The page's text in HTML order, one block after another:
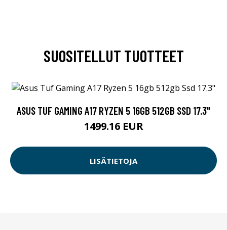
SUOSITELLUT TUOTTEET
ASUS TUF GAMING A17 RYZEN 5 16GB 512GB SSD 17.3"
1499.16 EUR
LISÄTIETOJA